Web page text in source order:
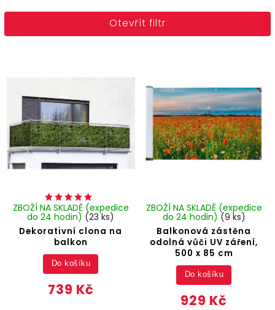
Doporučujeme
Otevřít filtr
Dekorativní clona na
balkon
ZBOŽÍ NA SKLADĚ (expedice
do 24 hodin) (23 ks)
739 Kč
Do košíku
Balkonová zástěna
odolná vůči UV záření,
500 x 85 cm
ZBOŽÍ NA SKLADĚ (expedice
do 24 hodin) (9 ks)
929 Kč
Do košíku